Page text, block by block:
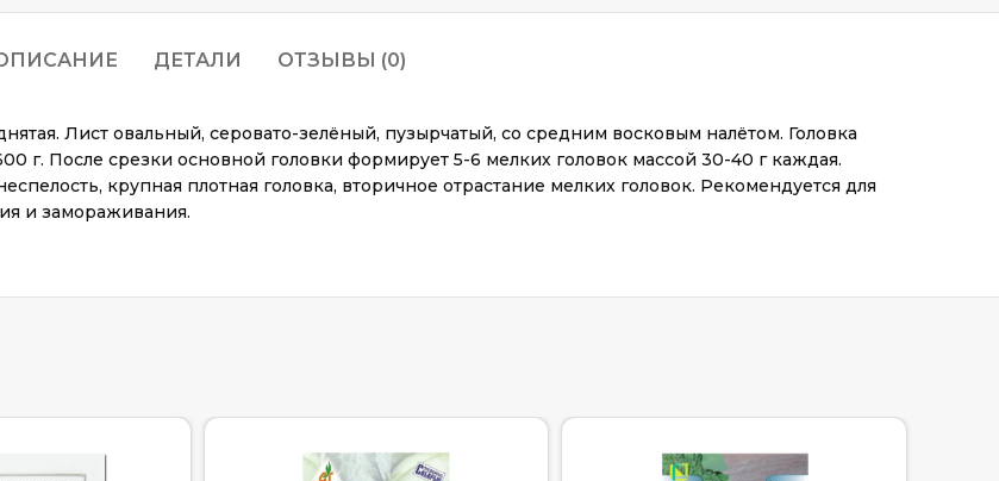
ДЕТАЛИ ОТЗЫВЫ (0)
Лист овальный, серовато-зелёный, пузырчатый, со средним восковым налётом. Головка
г. После срезки основной головки формирует 5-6 мелких головок массой 30-40 г каждая.
крупная плотная головка, вторичное отрастание мелких головок. Рекомендуется для
и замораживания.